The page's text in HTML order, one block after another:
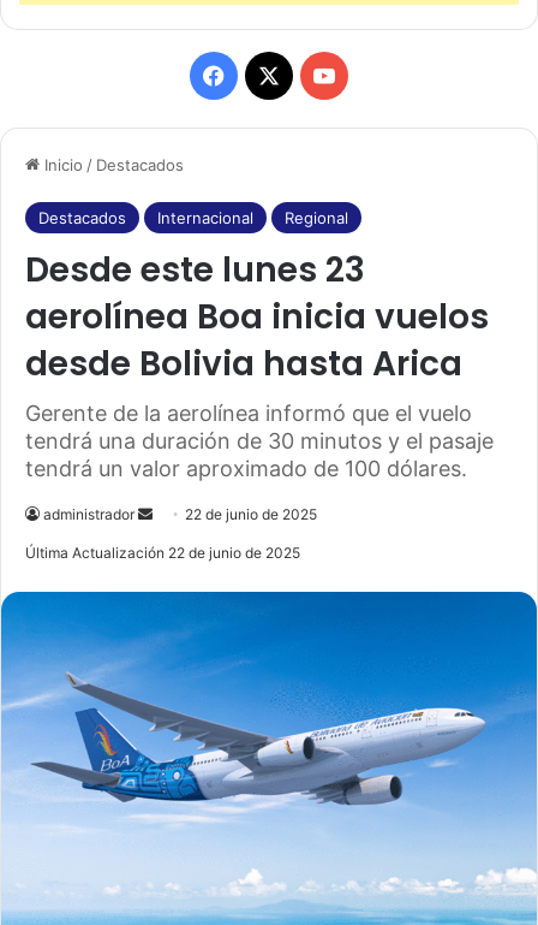
Inicio / Destacados
Destacados Internacional Regional
Desde este lunes 23
aerolínea Boa inicia vuelos
desde Bolivia hasta Arica
Gerente de la aerolínea informó que el vuelo
tendrá una duración de 30 minutos y el pasaje
tendrá un valor aproximado de 100 dólares.
administrador
e
a
m
i
l
22 de junio de 2025
Última Actualización 22 de junio de 2025
F
a
e
b
o
o
k
X
Y
o
T
u
b
e